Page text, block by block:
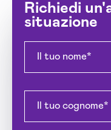
Richiedi
situazione